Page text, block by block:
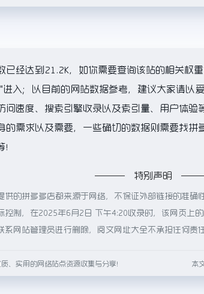
已经达到21.2K，如你需要查询该站的相关权
"进入；以目前的网站数据参考，建议大家请以
问速度、搜索引擎收录以及索引量、用户体验
的需求以及需要，一些确切的数据则需要找拼
特别声明
供的拼多多店都来源于网络，不保证外部链接的准确
控制，在2025年6月2日 下午4:20收录时，该网页上
系网站管理员进行删除，阅文网址大全不承担任何责任
、实用的网络站点资源收集与分享！ 本